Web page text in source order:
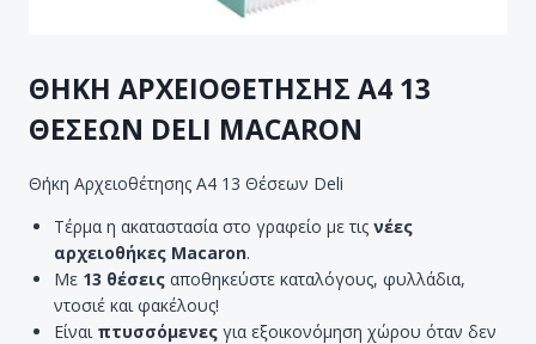
ΘΗΚΗ ΑΡΧΕΙΟΘΕΤΗΣΗΣ A4 13
ΘΕΣΕΩΝ DELI MACARON
Θήκη Αρχειοθέτησης A4 13 Θέσεων Deli
Τέρμα η ακαταστασία στο γραφείο με τις νέες
αρχειοθήκες Macaron.
Με 13 θέσεις αποθηκεύστε καταλόγους, φυλλάδια,
ντοσιέ και φακέλους!
Είναι πτυσσόμενες για εξοικονόμηση χώρου όταν δεν